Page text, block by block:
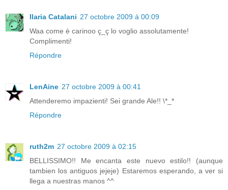
Ilaria Catalani 27 octobre 2009 à 00:09
Waa come è carinoo ç_ç lo voglio assolutamente!
Complimenti!
Répondre
LenAine 27 octobre 2009 à 00:41
Attenderemo impazienti! Sei grande Ale!! \*_*
Répondre
ruth2m 27 octobre 2009 à 02:15
BELLISSIMO!! Me encanta este nuevo estilo!! (aunque
tambien los antiguos jejeje) Estaremos esperando, a ver si
llega a nuestras manos ^^